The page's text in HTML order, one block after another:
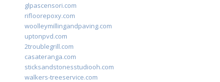
glpascensori.com
rifloorepoxy.com
woolleymillingandpaving.com
uptonpvd.com
2troublegrill.com
casateranga.com
sticksandstonesstudiooh.com
walkers-treeservice.com